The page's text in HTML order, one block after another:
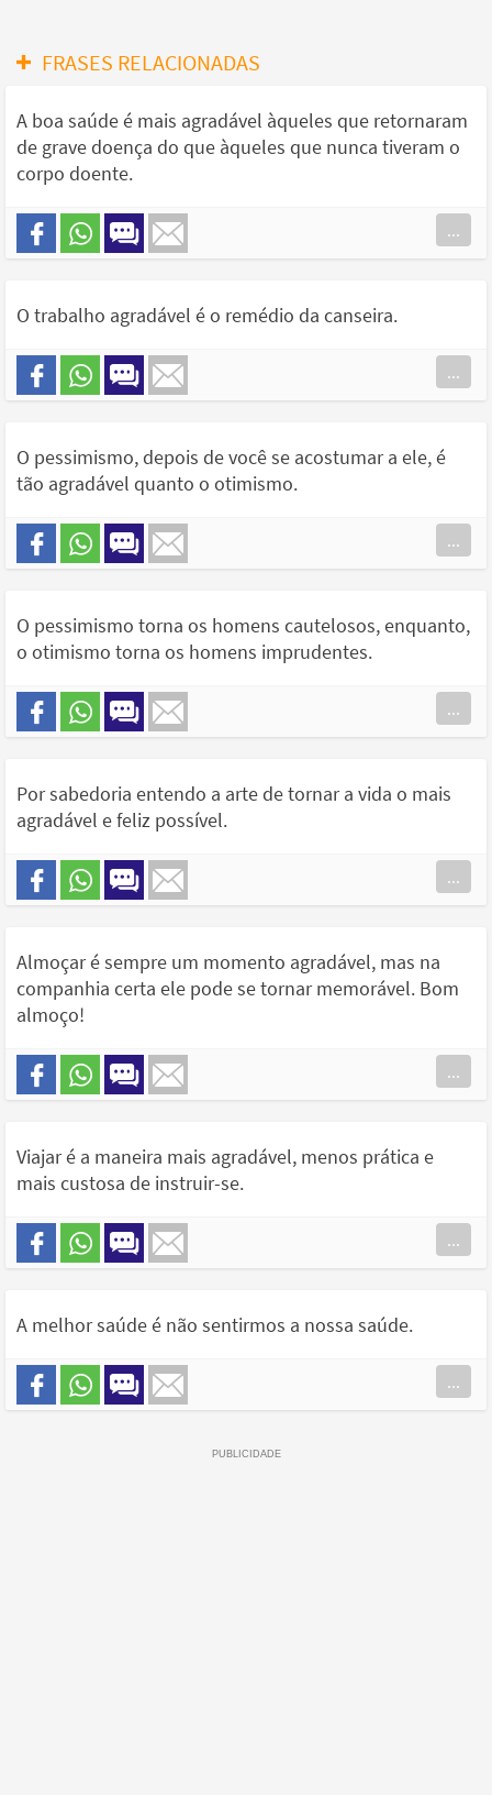
FRASES RELACIONADAS
A boa saúde é mais agradável àqueles que retornaram
de grave doença do que àqueles que nunca tiveram o
corpo doente.
...
O trabalho agradável é o remédio da canseira.
...
O pessimismo, depois de você se acostumar a ele, é
tão agradável quanto o otimismo.
...
O pessimismo torna os homens cautelosos, enquanto,
o otimismo torna os homens imprudentes.
...
Por sabedoria entendo a arte de tornar a vida o mais
agradável e feliz possível.
...
Almoçar é sempre um momento agradável, mas na
companhia certa ele pode se tornar memorável. Bom
almoço!
...
Viajar é a maneira mais agradável, menos prática e
mais custosa de instruir-se.
...
A melhor saúde é não sentirmos a nossa saúde.
...